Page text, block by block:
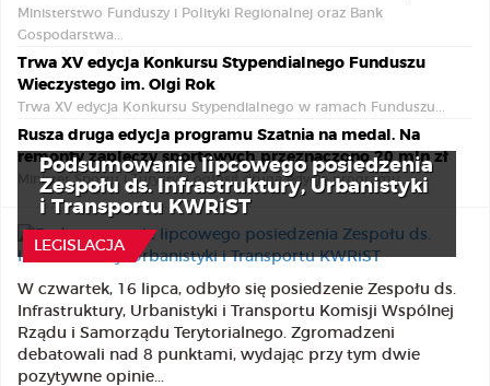
Ministerstwo Funduszy i Polityki Regionalnej oraz Bank
Gospodarstwa...
Trwa XV edycja Konkursu Stypendialnego Funduszu
Wieczystego im. Olgi Rok
Trwa XV edycja Konkursu Stypendialnego w ramach Funduszu...
Rusza druga edycja programu Szatnia na medal. Na
remonty zapleczy sportowych przeznaczono 20 mln zł
Minister Sportu i Turystyki ogłosił drugą edycję programu...
LEGISLACJA
Podsumowanie lipcowego posiedzenia
Zespołu ds. Infrastruktury, Urbanistyki
i Transportu KWRiST
17 Lipca 2026
W czwartek, 16 lipca, odbyło się posiedzenie Zespołu ds.
Infrastruktury, Urbanistyki i Transportu Komisji Wspólnej
Rządu i Samorządu Terytorialnego. Zgromadzeni
debatowali nad 8 punktami, wydając przy tym dwie
pozytywne opinie...